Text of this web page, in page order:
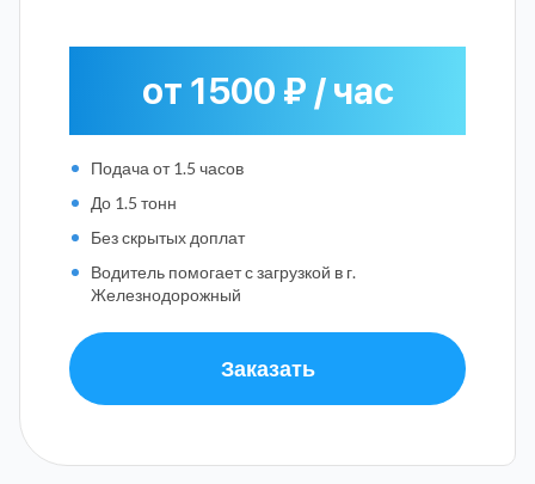
от 1500 ₽ / час
Подача от 1.5 часов
До 1.5 тонн
Без скрытых доплат
Водитель помогает с загрузкой в г.
Железнодорожный
Заказать